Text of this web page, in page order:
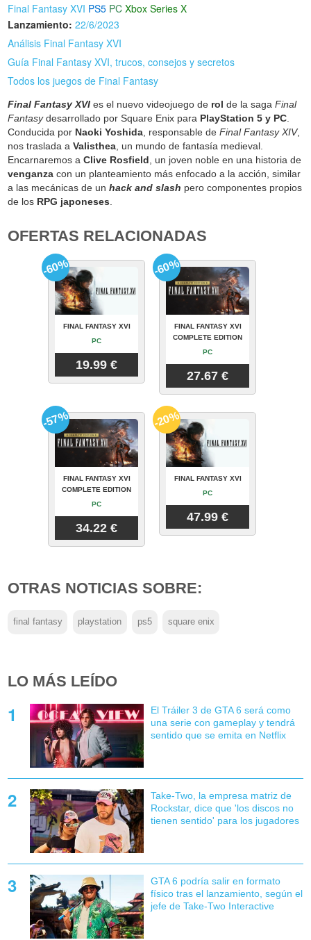
Final Fantasy XVI PS5 PC Xbox Series X
Lanzamiento: 22/6/2023
Análisis Final Fantasy XVI
Guía Final Fantasy XVI, trucos, consejos y secretos
Todos los juegos de Final Fantasy
Final Fantasy XVI es el nuevo videojuego de rol de la sagaFinal
Fantasydesarrollado por Square Enix para PlayStation 5 y PC.
Conducida por Naoki Yoshida, responsable deFinal Fantasy XIV,
nos traslada aValisthea, un mundo de fantasía medieval.
Encarnaremos aClive Rosfield, un joven noble en una historia de
venganza con un planteamiento más enfocado a la acción, similar
a las mecánicas de unhack and slash pero componentes propios
de los RPG japoneses.
OFERTAS RELACIONADAS
FINAL FANTASY XVI
PC
19.99 €
-60%
FINAL FANTASY XVI
COMPLETE EDITION
PC
27.67 €
-60%
FINAL FANTASY XVI
COMPLETE EDITION
PC
34.22 €
-57%
FINAL FANTASY XVI
PC
47.99 €
-20%
OTRAS NOTICIAS SOBRE:
final fantasy playstation ps5 square enix
LO MÁS LEÍDO
El Tráiler 3 de GTA 6 será como
una serie con gameplay y tendrá
sentido que se emita en Netflix
Take-Two, la empresa matriz de
Rockstar, dice que 'los discos no
tienen sentido' para los jugadores
GTA 6 podría salir en formato
físico tras el lanzamiento, según el
jefe de Take-Two Interactive